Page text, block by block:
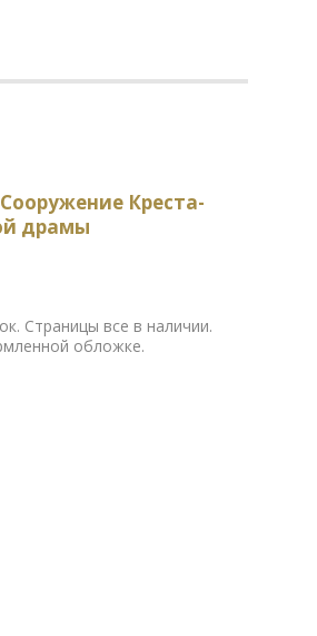
Креста-
драмы
Страницы все в наличии.
обложке.